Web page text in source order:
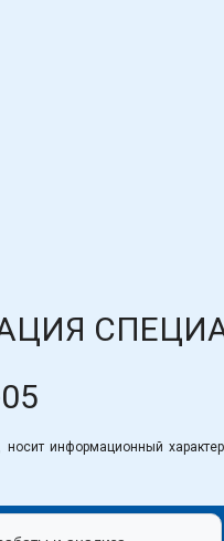
информационный